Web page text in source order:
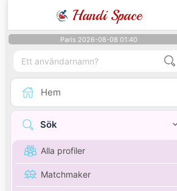
Handi Space
Paris 2026-08-08 01:40
Hem
Sök
Alla profiler
Matchmaker